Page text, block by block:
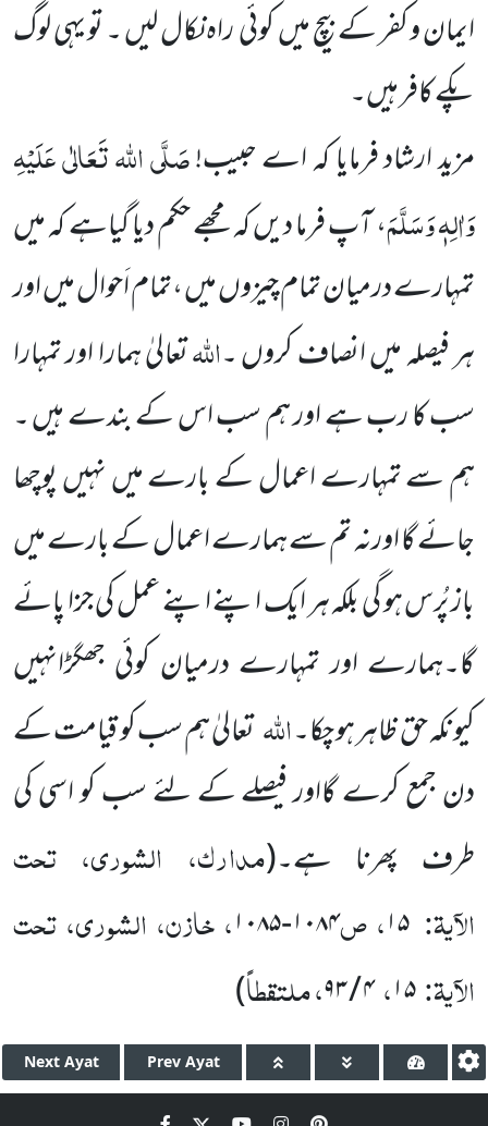
ایمان و کفر کے بیچ میں کوئی راہ نکال لیں ۔ تو یہی لوگ
پکے کافر ہیں۔
مزید ارشاد فرمایا کہ اے حبیب!صَلَّی اللہ تَعَالٰی عَلَیْہِ
وَاٰلِہٖ وَسَلَّمَ، آپ فرما دیں کہ مجھے حکم دیا گیاہے کہ میں
تمہارے درمیان تمام چیزوں میں ،تمام اَحوال میں اور
ہر فیصلہ میں انصاف کروں ۔اللہتعالیٰ ہمارا اور تمہارا
سب کا رب ہے اور ہم سب اس کے بندے ہیں ۔
ہم سے تمہارے اعمال کے بارے میں نہیں پوچھا
جائے گا اورنہ تم سے ہمارے اعمال کے بارے میں
باز پُرس ہو گی بلکہ ہر ایک اپنے اپنے عمل کی جزا پائے
گا۔ہمارے اور تمہارے درمیان کوئی جھگڑانہیں
کیونکہ حق ظاہر ہو چکا۔اللہتعالیٰ ہم سب کو قیامت کے
دن جمع کرے گااور فیصلے کے لئے سب کو اسی کی
طرف پھرنا ہے۔(مدارک، الشوری، تحت
الآیۃ: ۱۵، ص۱۰۸۴-۱۰۸۵
، خازن، الشوری، تحت
الآیۃ:۱۵،۴ / ۹۳ ، ملتقطاً)
Next Ayat Prev Ayat